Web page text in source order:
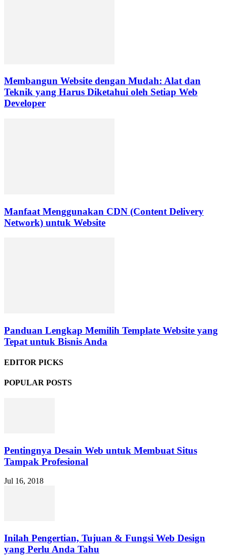
Membangun Website dengan Mudah: Alat dan
Teknik yang Harus Diketahui oleh Setiap Web
Developer
Manfaat Menggunakan CDN (Content Delivery
Network) untuk Website
Panduan Lengkap Memilih Template Website yang
Tepat untuk Bisnis Anda
EDITOR PICKS
POPULAR POSTS
Pentingnya Desain Web untuk Membuat Situs
Tampak Profesional
Jul 16, 2018
Inilah Pengertian, Tujuan & Fungsi Web Design
yang Perlu Anda Tahu